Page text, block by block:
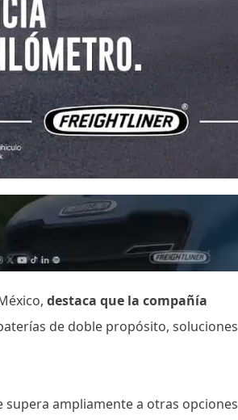
destaca que la compañía
de doble propósito, soluciones
ampliamente a otras opciones